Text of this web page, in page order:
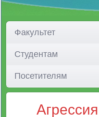
Факультет
Студентам
Посетителям